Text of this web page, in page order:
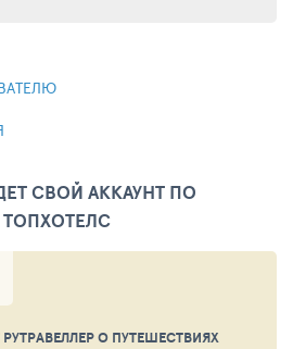
СВОЙ АККАУНТ ПО
О ПУТЕШЕСТВИЯХ